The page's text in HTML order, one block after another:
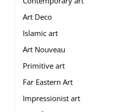
Art Deco
Islamic art
Art Nouveau
Primitive art
Far Eastern Art
Impressionist art